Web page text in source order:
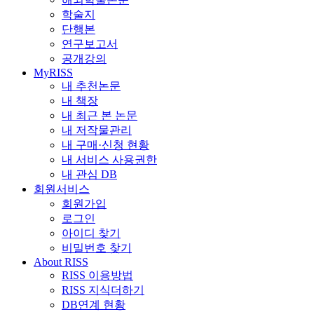
학술지
단행본
연구보고서
공개강의
MyRISS
내 추천논문
내 책장
내 최근 본 논문
내 저작물관리
내 구매·신청 현황
내 서비스 사용권한
내 관심 DB
회원서비스
회원가입
로그인
아이디 찾기
비밀번호 찾기
About RISS
RISS 이용방법
RISS 지식더하기
DB연계 현황